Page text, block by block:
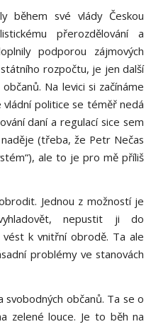
během své vlády Českou
přerozdělování a
podporou zájmových
rozpočtu, je jen další
Na levici si začínáme
vládní politice se téměř nedá
daní a regulací sice sem
(třeba, že Petr Nečas
ale to je pro mě příliš
Jednou z možností je
nepustit ji do
k vnitřní obrodě. Ta ale
problémy ve stanovách
svobodných občanů. Ta se o
zelené louce. Je to běh na